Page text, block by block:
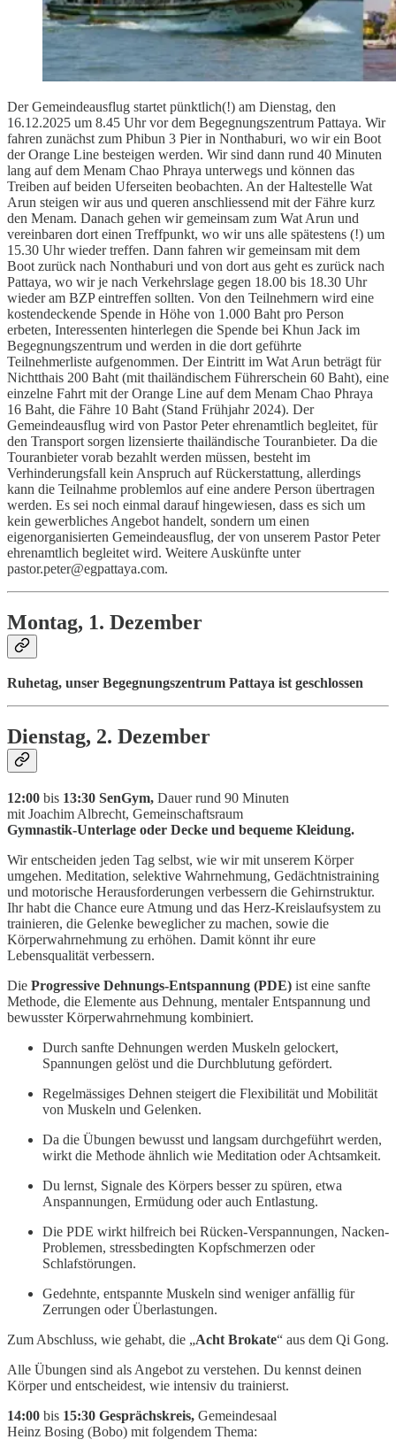
Der Gemeindeausflug startet pünktlich(!) am Dienstag, den
16.12.2025 um 8.45 Uhr vor dem Begegnungszentrum Pattaya. Wir
fahren zunächst zum Phibun 3 Pier in Nonthaburi, wo wir ein Boot
der Orange Line besteigen werden. Wir sind dann rund 40 Minuten
lang auf dem Menam Chao Phraya unterwegs und können das
Treiben auf beiden Uferseiten beobachten. An der Haltestelle Wat
Arun steigen wir aus und queren anschliessend mit der Fähre kurz
den Menam. Danach gehen wir gemeinsam zum Wat Arun und
vereinbaren dort einen Treffpunkt, wo wir uns alle spätestens (!) um
15.30 Uhr wieder treffen. Dann fahren wir gemeinsam mit dem
Boot zurück nach Nonthaburi und von dort aus geht es zurück nach
Pattaya, wo wir je nach Verkehrslage gegen 18.00 bis 18.30 Uhr
wieder am BZP eintreffen sollten. Von den Teilnehmern wird eine
kostendeckende Spende in Höhe von 1.000 Baht pro Person
erbeten, Interessenten hinterlegen die Spende bei Khun Jack im
Begegnungszentrum und werden in die dort geführte
Teilnehmerliste aufgenommen. Der Eintritt im Wat Arun beträgt für
Nichtthais 200 Baht (mit thailändischem Führerschein 60 Baht), eine
einzelne Fahrt mit der Orange Line auf dem Menam Chao Phraya
16 Baht, die Fähre 10 Baht (Stand Frühjahr 2024). Der
Gemeindeausflug wird von Pastor Peter ehrenamtlich begleitet, für
den Transport sorgen lizensierte thailändische Touranbieter. Da die
Touranbieter vorab bezahlt werden müssen, besteht im
Verhinderungsfall kein Anspruch auf Rückerstattung, allerdings
kann die Teilnahme problemlos auf eine andere Person übertragen
werden. Es sei noch einmal darauf hingewiesen, dass es sich um
kein gewerbliches Angebot handelt, sondern um einen
eigenorganisierten Gemeindeausflug, der von unserem Pastor Peter
ehrenamtlich begleitet wird. Weitere Auskünfte unter
pastor.peter@egpattaya.com.
Montag, 1. Dezember
Ruhetag, unser Begegnungszentrum Pattaya ist geschlossen
Dienstag, 2. Dezember
12:00 bis 13:30 SenGym, Dauer rund 90 Minuten
mit Joachim Albrecht, Gemeinschaftsraum
Gymnastik-Unterlage oder Decke und bequeme Kleidung.
Wir entscheiden jeden Tag selbst, wie wir mit unserem Körper
umgehen. Meditation, selektive Wahrnehmung, Gedächtnistraining
und motorische Herausforderungen verbessern die Gehirnstruktur.
Ihr habt die Chance eure Atmung und das Herz-Kreislaufsystem zu
trainieren, die Gelenke beweglicher zu machen, sowie die
Körperwahrnehmung zu erhöhen. Damit könnt ihr eure
Lebensqualität verbessern.
Die Progressive Dehnungs-Entspannung (PDE) ist eine sanfte
Methode, die Elemente aus Dehnung, mentaler Entspannung und
bewusster Körperwahrnehmung kombiniert.
Durch sanfte Dehnungen werden Muskeln gelockert,
Spannungen gelöst und die Durchblutung gefördert.
Regelmässiges Dehnen steigert die Flexibilität und Mobilität
von Muskeln und Gelenken.
Da die Übungen bewusst und langsam durchgeführt werden,
wirkt die Methode ähnlich wie Meditation oder Achtsamkeit.
Du lernst, Signale des Körpers besser zu spüren, etwa
Anspannungen, Ermüdung oder auch Entlastung.
Die PDE wirkt hilfreich bei Rücken-Verspannungen, Nacken-
Problemen, stressbedingten Kopfschmerzen oder
Schlafstörungen.
Gedehnte, entspannte Muskeln sind weniger anfällig für
Zerrungen oder Überlastungen.
Zum Abschluss, wie gehabt, die „Acht Brokate“ aus dem Qi Gong.
Alle Übungen sind als Angebot zu verstehen. Du kennst deinen
Körper und entscheidest, wie intensiv du trainierst.
14:00 bis 15:30 Gesprächskreis, Gemeindesaal
Heinz Bosing (Bobo) mit folgendem Thema: